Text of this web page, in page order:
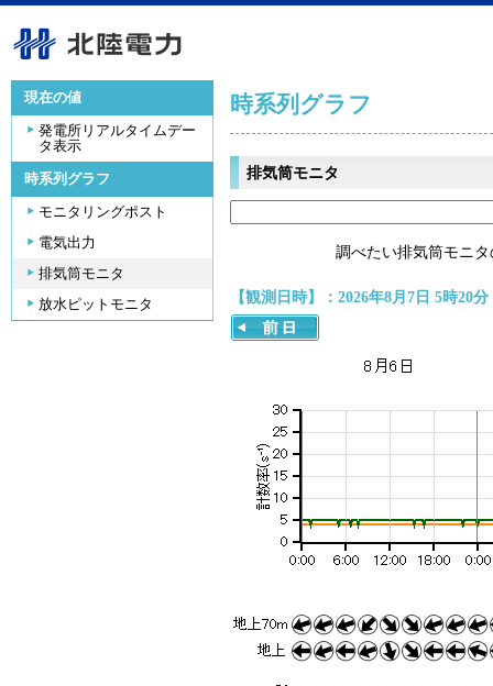
現在の値
発電所リアルタイムデー
タ表示
時系列グラフ
モニタリングポスト
電気出力
排気筒モニタ
放水ピットモニタ
時系列グラフ
排気筒モニタ
調べたい排気筒モニ
【観測日時】：2026年8月7日 5時20分